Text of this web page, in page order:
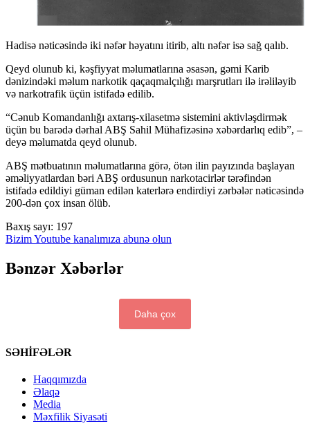
Hadisə nəticəsində iki nəfər həyatını itirib, altı nəfər isə sağ qalıb.
Qeyd olunub ki, kəşfiyyat məlumatlarına əsasən, gəmi Karib
dənizindəki məlum narkotik qaçaqmalçılığı marşrutları ilə irəliləyib
və narkotrafik üçün istifadə edilib.
“Cənub Komandanlığı axtarış-xilasetmə sistemini aktivləşdirmək
üçün bu barədə dərhal ABŞ Sahil Mühafizəsinə xəbərdarlıq edib”, –
deyə məlumatda qeyd olunub.
ABŞ mətbuatının məlumatlarına görə, ötən ilin payızında başlayan
əməliyyatlardan bəri ABŞ ordusunun narkotacirlər tərəfindən
istifadə edildiyi güman edilən katerlərə endirdiyi zərbələr nəticəsində
200-dən çox insan ölüb.
Baxış sayı: 197
Bizim Youtube kanalımıza abunə olun
Bənzər Xəbərlər
Daha çox
SƏHİFƏLƏR
Haqqımızda
Əlaqə
Media
Məxfilik Siyasəti